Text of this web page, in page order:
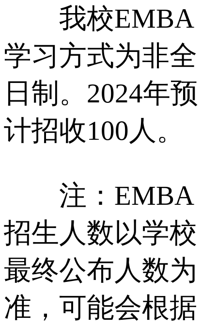
我校EMBA
学习方式为非全
日制。2024年预
计招收100人。
注：EMBA
招生人数以学校
最终公布人数为
准，可能会根据